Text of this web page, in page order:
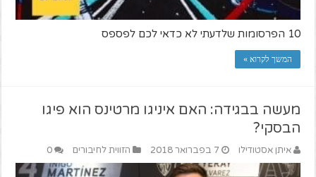
10 הפרסומות שלדעתי לא כדאי לכם לפספס
המשך לקרוא »
מעשה בבגידה: האם איניגו מרטינס הוא פיגו
הבסקי?
איתן אסטודילו 7 בפברואר 2018 הזווית לחיבורים 0